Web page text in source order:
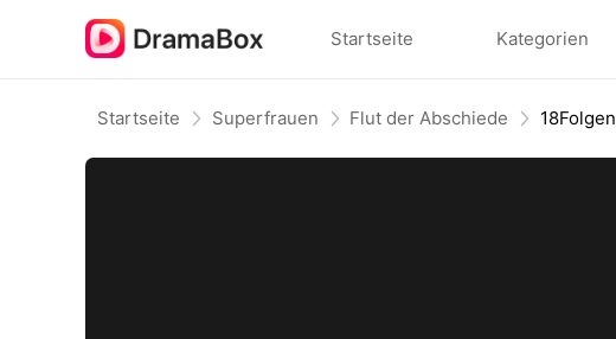
Startseite Kategorien
Startseite Superfrauen Flut der Abschiede 18Folgen